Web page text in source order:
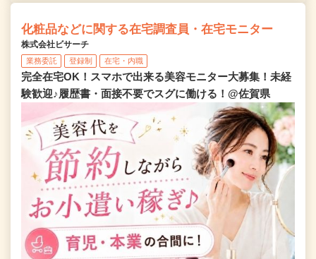
化粧品などに関する在宅調査員・在宅モニター
株式会社ビサーチ
業務委託 登録制 在宅・内職
完全在宅OK！スマホで出来る美容モニター大募集！未経
験歓迎♪履歴書・面接不要でスグに働ける！@佐賀県